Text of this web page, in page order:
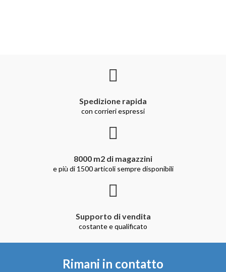
Spedizione rapida
con corrieri espressi
8000 m2 di magazzini
e più di 1500 articoli sempre disponibili
Supporto di vendita
costante e qualificato
Rimani in contatto